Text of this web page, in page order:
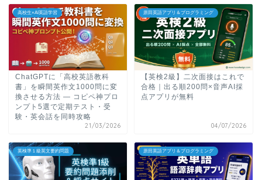
高校生×AI英語学習
ChatGPTに「高校英語教科
書」を瞬間英作文1000問に変
換させる方法 ― コピペ神プロ
ンプト5選で定期テスト・受
験・英会話を同時攻略
21/03/2026
原田英語アプリ＆プログラミング
【英検2級】二次面接はこれで
合格｜出る順200問×音声AI採
点アプリが無料
04/07/2026
英検準１級英文要約問題 原田英語アプリ＆プログラミング